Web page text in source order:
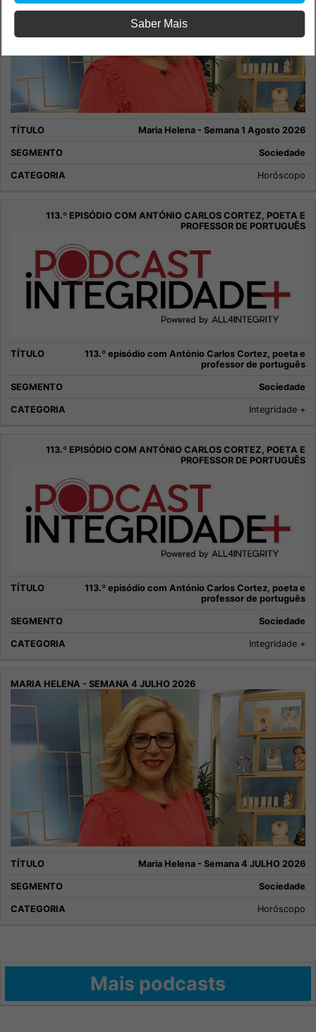
Maria Helena - Semana 1 Agosto 2026
Sociedade
Horóscopo
113.º episódio com António Carlos Cortez, poeta e
professor de português
Sociedade
Integridade +
113.º episódio com António Carlos Cortez, poeta e
professor de português
Sociedade
Integridade +
Maria Helena - Semana 4 JULHO 2026
Sociedade
Horóscopo
Mais podcasts
Saber Mais